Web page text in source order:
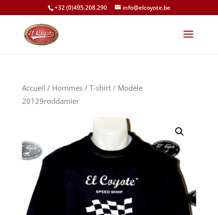
+32 (0)495.208.290 info@elcoyote.be
Accueil / Hommes/ T-shirt/ Modèle
20129roddamier